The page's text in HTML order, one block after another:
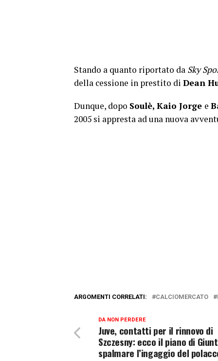
Stando a quanto riportato da Sky
della cessione in prestito di Dean
Dunque, dopo Soulè, Kaio Jorge e
2005 si appresta ad una nuova
ARGOMENTI CORRELATI: CALCIOMERCATO
DA NON PERDERE
Juve, contatti per il rinnovo di
Szczesny: ecco il piano di
spalmare l’ingaggio del